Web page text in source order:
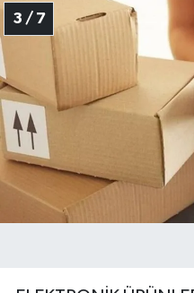
3 / 7